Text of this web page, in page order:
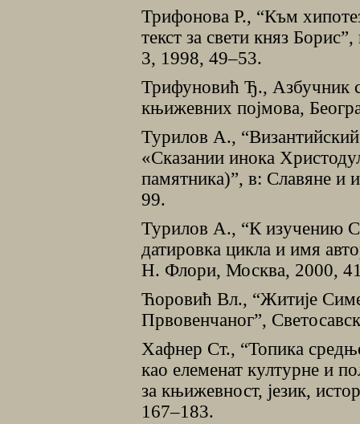
Трифонова Р., “Към
текст за свети княз
3, 1998, 49–53.
Трифуновић Ђ., Азбучник
књижевних поjмова,
Турилов А.,
«Сказании инока
памятника)”, в: Славяне и
99.
Турилов А., “К изучению
датировка цикла и имя
Н. Флори, Москва, 2000,
Ћоровић Вл., “Житиjе
Првовенчаног”,
Хафнер Ст., “Топика
као елеменат културне и
за књижевност, jезик,
167–183.